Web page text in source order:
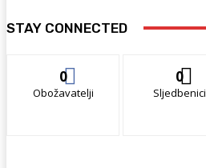
STAY CONNECTED
0
Obožavatelji
0
Sljedbenici